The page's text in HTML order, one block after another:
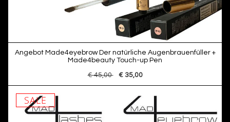
Angebot Made4eyebrow Der natürliche Augenbrauenfüller +
Made4beauty Touch-up Pen
€ 45,00 € 35,00
SALE